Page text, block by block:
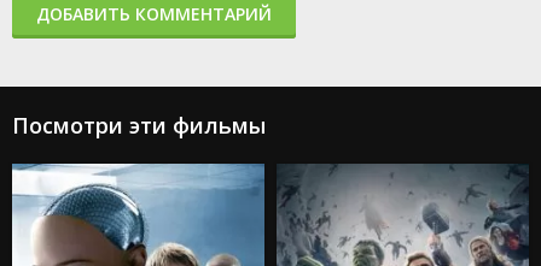
Агентство
2024
Микки 17
2025
ДОБАВИТЬ КОММЕНТАРИЙ
Посмотри эти фильмы